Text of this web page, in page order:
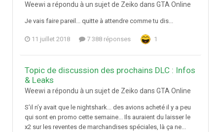
Weewi a répondu à un sujet de Zeiko dans GTA Online
Je vais faire pareil... quitte à attendre comme tu dis...
11 juillet 2018 7 388 réponses 1
Topic de discussion des prochains DLC : Infos
& Leaks
Weewi a répondu à un sujet de Zeiko dans GTA Online
S’il n’y avait que le nightshark... des avions acheté il y a peu
qui sont en promo cette semaine... Ils auraient du laisser le
x2 sur les reventes de marchandises spéciales, là ça ne...